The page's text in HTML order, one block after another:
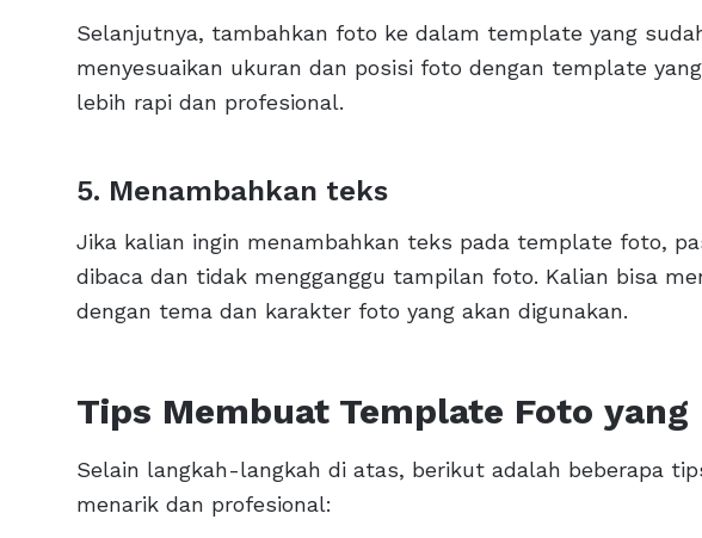
Selanjutnya, tambahkan foto ke dalam template yang
menyesuaikan ukuran dan posisi foto dengan template
lebih rapi dan profesional.
5. Menambahkan teks
Jika kalian ingin menambahkan teks pada template foto,
dibaca dan tidak mengganggu tampilan foto. Kalian bisa
dengan tema dan karakter foto yang akan digunakan.
Tips Membuat Template Foto
Selain langkah-langkah di atas, berikut adalah beberapa
menarik dan profesional: